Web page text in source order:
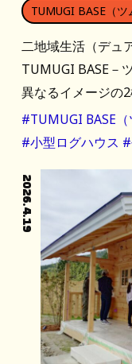
TUMUGI BASE（ツ
二地域生活（デュ
TUMUGI BASE－
異なるイメージの
#TUMUGI BASE（
#小型ログハウス
2026.4.19